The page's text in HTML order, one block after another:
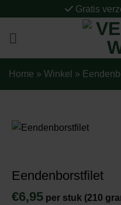
inhoud
Gratis
Home » Winkel »
Eendenborstfilet
€6,95 per stuk (210